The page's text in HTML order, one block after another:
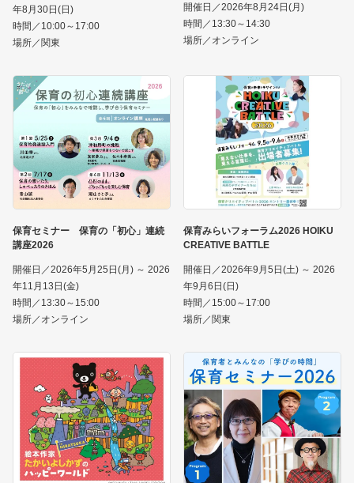
年8月30日(日)
時間／10:00～17:00
場所／関東
開催日／2026年8月24日(月)
時間／13:30～14:30
場所／オンライン
保育セミナー 保育の「初心」連続
講座2026
開催日／2026年5月25日(月) ～ 2026
年11月13日(金)
時間／13:30～15:00
場所／オンライン
保育みらいフォーラム2026 HOIKU
CREATIVE BATTLE
開催日／2026年9月5日(土) ～ 2026
年9月6日(日)
時間／15:00～17:00
場所／関東